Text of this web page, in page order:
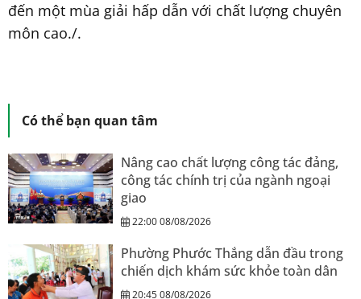
đến một mùa giải hấp dẫn với chất lượng chuyên
môn cao./.
Có thể bạn quan tâm
Nâng cao chất lượng công tác đảng,
công tác chính trị của ngành ngoại
giao
22:00 08/08/2026
Phường Phước Thắng dẫn đầu trong
chiến dịch khám sức khỏe toàn dân
20:45 08/08/2026